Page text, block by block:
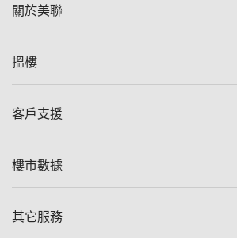
關於美聯
美聯集團
人才招募
搵樓
一手新盤
減價
美聯豪宅
客戶支援
自助放盤
查詢熱線
樓市數據
樓價指數
其它服務